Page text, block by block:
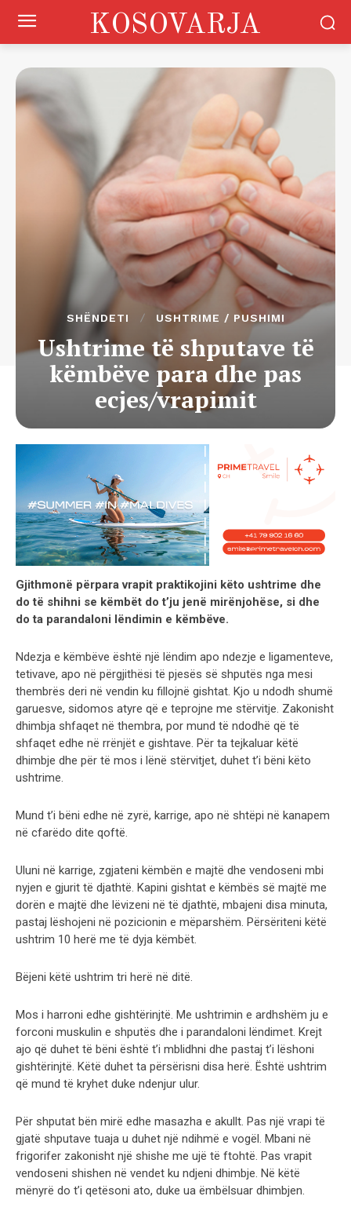
KOSOVARJA
SHËNDETI USHTRIME / PUSHIMI
Ushtrime të shputave të
këmbëve para dhe pas
ecjes/vrapimit
Gjithmonë përpara vrapit praktikojini këto ushtrime dhe
do të shihni se këmbët do t’ju jenë mirënjohëse, si dhe
do ta parandaloni lëndimin e këmbëve.
Ndezja e këmbëve është një lëndim apo ndezje e ligamenteve,
tetivave, apo në përgjithësi të pjesës së shputës nga mesi
thembrës deri në vendin ku fillojnë gishtat. Kjo u ndodh shumë
garuesve, sidomos atyre që e teprojne me stërvitje. Zakonisht
dhimbja shfaqet në thembra, por mund të ndodhë që të
shfaqet edhe në rrënjët e gishtave. Për ta tejkaluar këtë
dhimbje dhe për të mos i lënë stërvitjet, duhet t’i bëni këto
ushtrime.
Mund t’i bëni edhe në zyrë, karrige, apo në shtëpi në kanapem
në cfarëdo dite qoftë.
Uluni në karrige, zgjateni këmbën e majtë dhe vendoseni mbi
nyjen e gjurit të djathtë. Kapini gishtat e këmbës së majtë me
dorën e majtë dhe lëvizeni në të djathtë, mbajeni disa minuta,
pastaj lëshojeni në pozicionin e mëparshëm. Përsëriteni këtë
ushtrim 10 herë me të dyja këmbët.
Bëjeni këtë ushtrim tri herë në ditë.
Mos i harroni edhe gishtërinjtë. Me ushtrimin e ardhshëm ju e
forconi muskulin e shputës dhe i parandaloni lëndimet. Krejt
ajo që duhet të bëni është t’i mblidhni dhe pastaj t’i lëshoni
gishtërinjtë. Këtë duhet ta përsërisni disa herë. Është ushtrim
që mund të kryhet duke ndenjur ulur.
Për shputat bën mirë edhe masazha e akullt. Pas një vrapi të
gjatë shputave tuaja u duhet një ndihmë e vogël. Mbani në
frigorifer zakonisht një shishe me ujë të ftohtë. Pas vrapit
vendoseni shishen në vendet ku ndjeni dhimbje. Në këtë
mënyrë do t’i qetësoni ato, duke ua ëmbëlsuar dhimbjen.